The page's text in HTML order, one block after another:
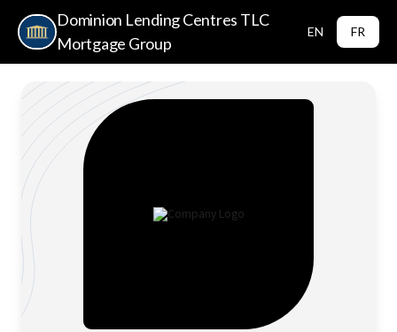
Dominion Lending Centres TLC
Mortgage Group
EN FR